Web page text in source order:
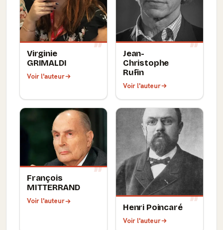
Virginie
GRIMALDI
Voir l'auteur
Jean-
Christophe
Rufin
Voir l'auteur
François
MITTERRAND
Voir l'auteur
Henri Poincaré
Voir l'auteur